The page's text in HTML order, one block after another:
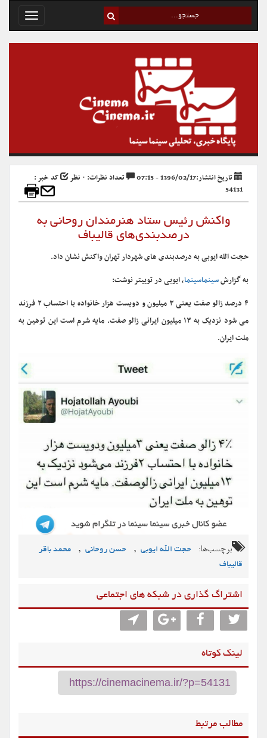
Toggle
تاریخ انتشار:1396/02/17 - 07:15 تعداد نظرات: ۰ نظر
کد خبر :
54131
واکنش رئیس ستاد هنرمندان روحانی به
درصدبندی‌های قالیباف
حجت الله ایوبی به درصدبندی های شهردار تهران واکنش نشان داد.
به گزارشسینماسینما، ایوبی در توییتر نوشت:
۴ درصد زالو صفت یعنی ۳ میلیون و دویست هزار خانواده با احتساب ۲ فرزند
می شود نزدیک به ۱۳ میلیون ایرانی زالو صفت. مایه شرم است این توهین به
ملت ایران.
برچسب‌ها: حجت الله ایوبی , حسن روحانی ,
محمد باقر
قالیباف
اشتراگ گذاری در شبکه های اجتماعی
لینک کوتاه
مطالب مرتبط